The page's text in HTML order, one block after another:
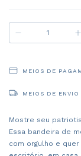
MEIOS DE
MEIOS DE ENVIO
Mostre seu
Essa bandeira de
com orgulho e